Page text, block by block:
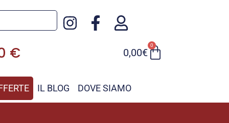
€ 0,00€
0
IL BLOG DOVE SIAMO